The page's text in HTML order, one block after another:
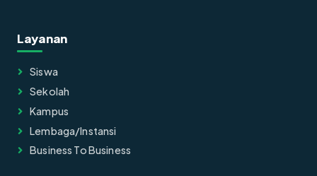
Layanan
Siswa
Sekolah
Kampus
Lembaga/instansi
Business To Business